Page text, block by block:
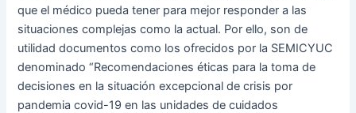
que el médico pueda tener para mejor responder a las
situaciones complejas como la actual. Por ello, son de
utilidad documentos como los ofrecidos por la SEMICYUC
denominado “Recomendaciones éticas para la toma de
decisiones en la situación excepcional de crisis por
pandemia covid-19 en las unidades de cuidados